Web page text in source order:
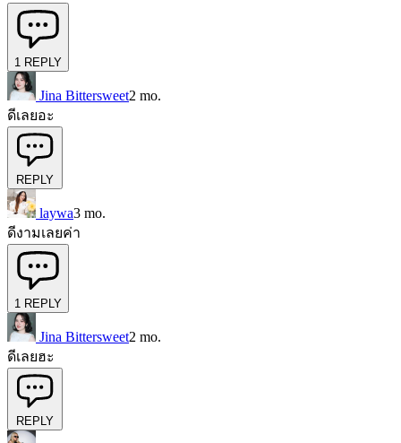
1 REPLY
Jina Bittersweet2 mo.
ดีเลยอะ
REPLY
laywa3 mo.
ดีงามเลยค่า
1 REPLY
Jina Bittersweet2 mo.
ดีเลยฮะ
REPLY